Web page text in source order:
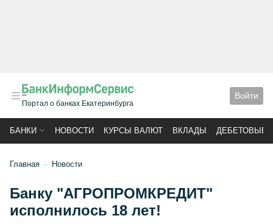
Портал о банках Екатеринбурга
Войти
БАНКИ НОВОСТИ КУРСЫ ВАЛЮТ ВКЛАДЫ ДЕБЕТОВЫЕ
Главная Новости
Банку "АГРОПРОМКРЕДИТ"
исполнилось 18 лет!